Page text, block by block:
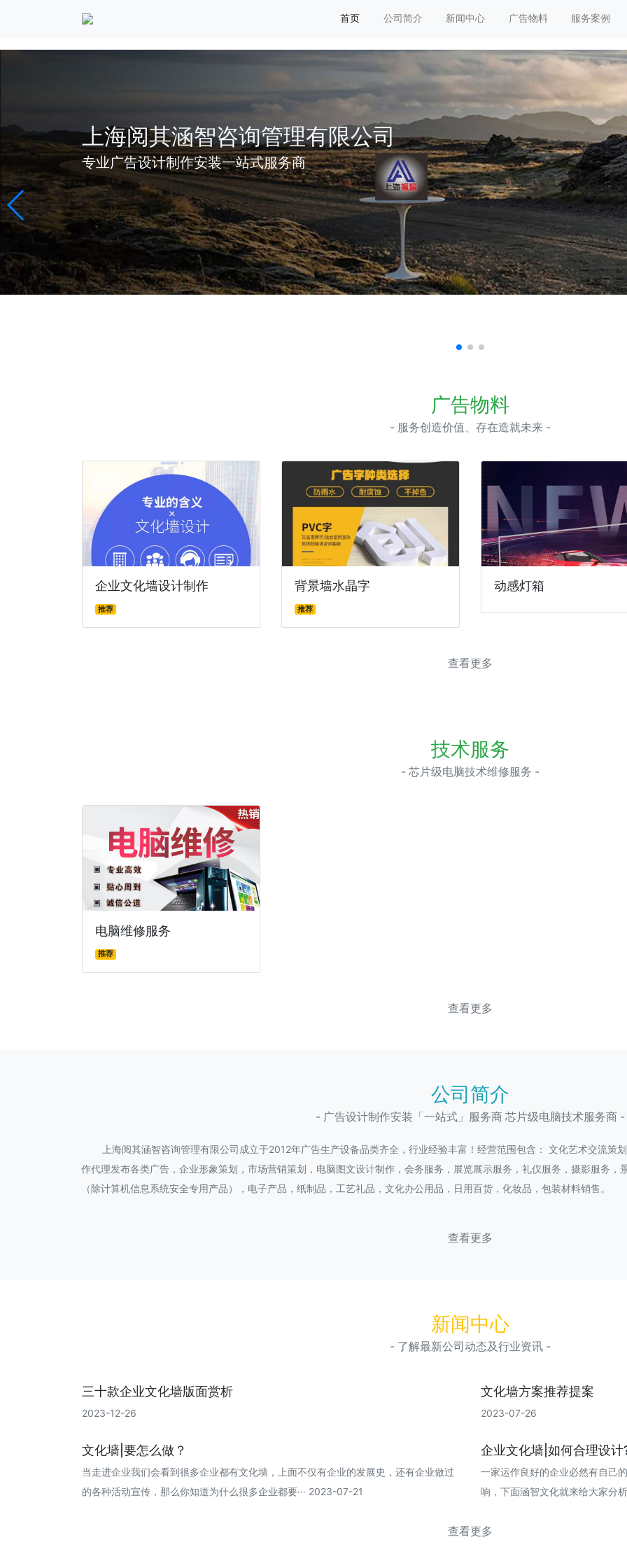
首页 公司简介 新闻中心 广告物料 服务案例
上海阅其涵智咨询管理有限公司
专业广告设计制作安装一站式服务商
广告物料
- 服务创造价值、存在造就未来 -
企业文化墙设计制作
推荐
背景墙水晶字
推荐
动感灯箱
查看更多
技术服务
- 芯片级电脑技术维修服务 -
电脑维修服务
推荐
查看更多
公司简介
- 广告设计制作安装「一站式」服务商 芯片级电脑技术服务商 -
上海阅其涵智咨询管理有限公司成立于2012年广告生产设备品类齐全，行业经验丰富！经营范围包含： 文化艺术交流策
作代理发布各类广告，企业形象策划，市场营销策划，电脑图文设计制作，会务服务，展览展示服务，礼仪服务，摄影服务
（除计算机信息系统安全专用产品），电子产品，纸制品，工艺礼品，文化办公用品，日用百货，化妆品，包装材料销售。
查看更多
新闻中心
- 了解最新公司动态及行业资讯 -
三十款企业文化墙版面赏析
2023-12-26
文化墙方案推荐提案
2023-07-26
文化墙|要怎么做？
当走进企业我们会看到很多企业都有文化墙，上面不仅有企业的发展史，还有企业做过
的各种活动宣传，那么你知道为什么很多企业都要··· 2023-07-21
企业文化墙|如何合理设计
一家运作良好的企业必然有自己
响，下面涵智文化就来给大家分
查看更多